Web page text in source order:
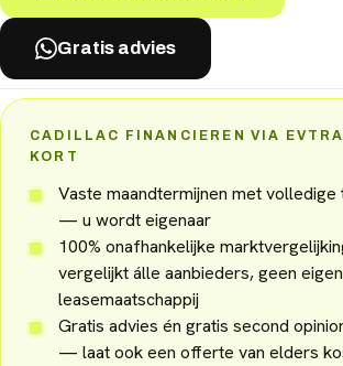
Gratis advies
CADILLAC FINANCIEREN VIA
KORT
Vaste maandtermijnen met volledige
— u wordt eigenaar
100% onafhankelijke
vergelijkt álle aanbieders, geen eigen
leasemaatschappij
Gratis advies én gratis second
— laat ook een offerte van elders